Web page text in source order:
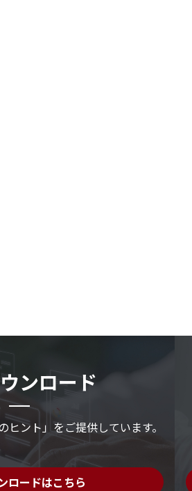
ンロード
ヒント」をご提供しています。
ロードはこちら